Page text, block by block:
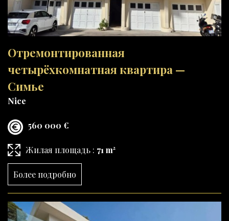
Отремонтированная
четырёхкомнатная квартира —
Симье
Nice
560 000 €
Жилая площадь : 71 m²
Более подробно